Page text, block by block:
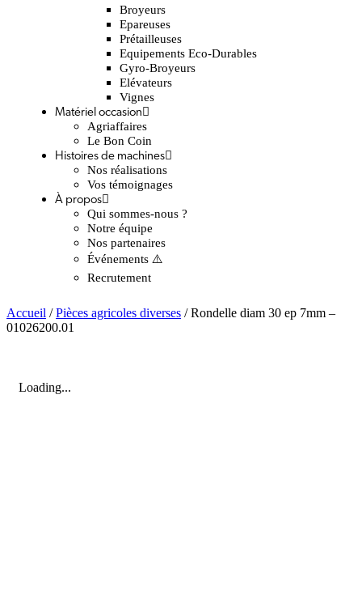
Broyeurs
Epareuses
Prétailleuses
Equipements Eco-Durables
Gyro-Broyeurs
Elévateurs
Vignes
Matériel occasion
Agriaffaires
Le Bon Coin
Histoires de machines
Nos réalisations
Vos témoignages
À propos
Qui sommes-nous ?
Notre équipe
Nos partenaires
Événements ⚠️
Recrutement
Accueil /Pièces agricoles diverses / Rondelle diam 30 ep 7mm –
01026200.01
Loading...